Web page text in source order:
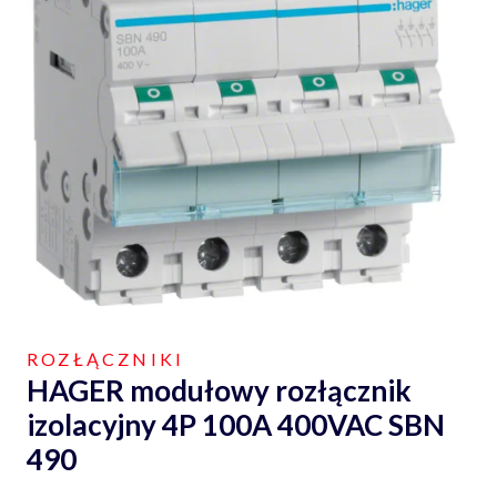
ROZŁĄCZNIKI
HAGER modułowy rozłącznik
izolacyjny 4P 100A 400VAC SBN
490